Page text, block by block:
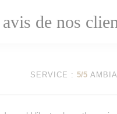
de nos
SERVICE : 5/5